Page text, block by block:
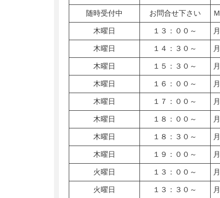
随時受付中 お問合せ下さい
木曜日 １３：００～
木曜日 １４：３０～
木曜日 １５：３０～
木曜日 １６：００～
木曜日 １７：００～
木曜日 １８：００～
木曜日 １８：３０～
木曜日 １９：００～
火曜日 １３：００～
火曜日 １３：３０～